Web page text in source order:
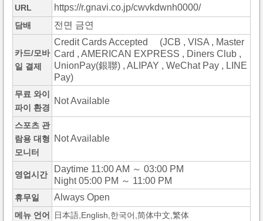
URL https://r.gnavi.co.jp/cwvkdwnh0000/
담배 전면 금연
카드/모바
일 결제
Credit Cards Accepted (JCB , VISA , Master
Card , AMERICAN EXPRESS , Diners Club ,
UnionPay(銀聯) , ALIPAY , WeChat Pay , LINE
Pay)
무료 와이
파이 환경
Not Available
스포츠 관
람용 대형
모니터
Not Available
영업시간
Daytime 11:00 AM ～ 03:00 PM
Night 05:00 PM ～ 11:00 PM
휴무일 Always Open
메뉴 언어
日本語,English,한국어,简体中文,繁体